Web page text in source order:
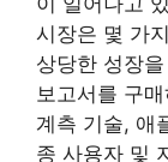
시장은 몇 가
상당한 성장
보고서를 구
계측 기술, 애
종 사용자 및